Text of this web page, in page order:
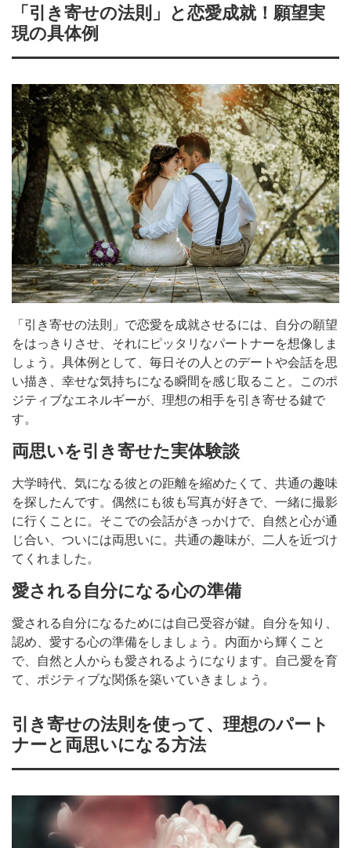
「引き寄せの法則」と恋愛成就！願望実
現の具体例
「引き寄せの法則」で恋愛を成就させるには、自分の願望
をはっきりさせ、それにピッタリなパートナーを想像しま
しょう。具体例として、毎日その人とのデートや会話を思
い描き、幸せな気持ちになる瞬間を感じ取ること。このポ
ジティブなエネルギーが、理想の相手を引き寄せる鍵で
す。
両思いを引き寄せた実体験談
大学時代、気になる彼との距離を縮めたくて、共通の趣味
を探したんです。偶然にも彼も写真が好きで、一緒に撮影
に行くことに。そこでの会話がきっかけで、自然と心が通
じ合い、ついには両思いに。共通の趣味が、二人を近づけ
てくれました。
愛される自分になる心の準備
愛される自分になるためには自己受容が鍵。自分を知り、
認め、愛する心の準備をしましょう。内面から輝くこと
で、自然と人からも愛されるようになります。自己愛を育
て、ポジティブな関係を築いていきましょう。
引き寄せの法則を使って、理想のパート
ナーと両思いになる方法